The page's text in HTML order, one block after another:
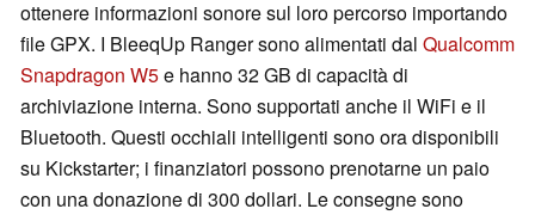
ottenere informazioni sonore sul loro percorso importando
file GPX. I BleeqUp Ranger sono alimentati dal Qualcomm
Snapdragon W5e hanno 32 GB di capacità di
archiviazione interna. Sono supportati anche il WiFi e il
Bluetooth. Questi occhiali intelligenti sono ora disponibili
su Kickstarter; i finanziatori possono prenotarne un paio
con una donazione di 300 dollari. Le consegne sono